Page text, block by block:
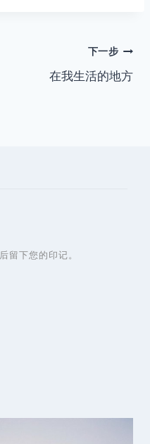
下一步
在我生活的地方
后留下您的印记。